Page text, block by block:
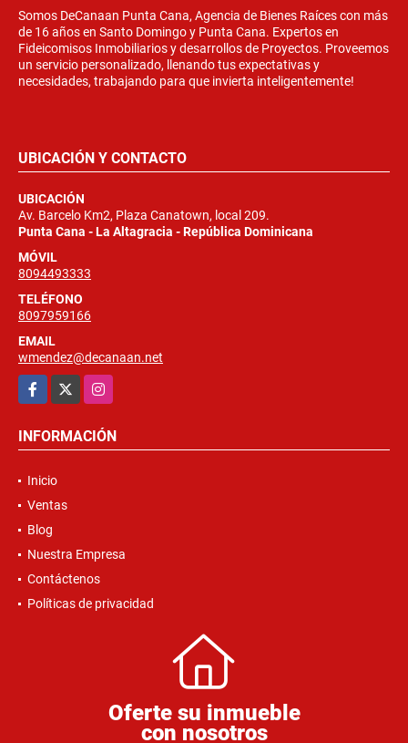
Somos DeCanaan Punta Cana, Agencia de Bienes Raíces con más
de 16 años en Santo Domingo y Punta Cana. Expertos en
Fideicomisos Inmobiliarios y desarrollos de Proyectos. Proveemos
un servicio personalizado, llenando tus expectativas y
necesidades, trabajando para que invierta inteligentemente!
UBICACIÓN Y CONTACTO
UBICACIÓN
Av. Barcelo Km2, Plaza Canatown, local 209.
Punta Cana - La Altagracia - República Dominicana
MÓVIL
8094493333
TELÉFONO
8097959166
EMAIL
wmendez@decanaan.net
Facebook
Instagram
INFORMACIÓN
Inicio
Ventas
Blog
Nuestra Empresa
Contáctenos
Políticas de privacidad
Oferte su inmueble
con nosotros